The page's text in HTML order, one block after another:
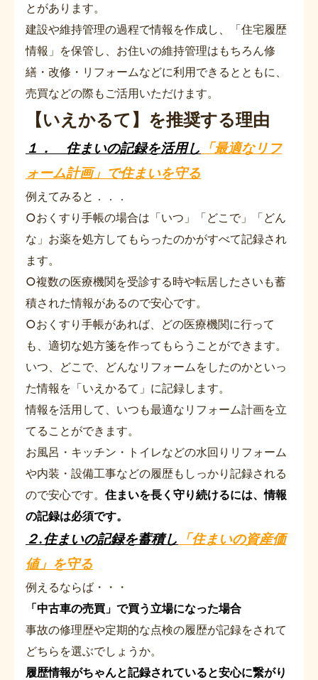
とがあります。
建設や維持管理の過程で情報を作成し、「住宅履歴
情報」を保管し、お住いの維持管理はもちろん修
繕・改修・リフォームなどに利用できるとともに、
売買などの際もご活用いただけます。
【いえかるて】を推奨する理由
１． 住まいの記録を活用し 「最適なリフ
ォーム計画」で住まいを守る
例えてみると．．．
○おくすり手帳の場合は「いつ」「どこで」「どん
な」お薬を処方してもらったのかがすべて記録され
ます。
○複数の医療機関を受診する時や転居したさいも蓄
積された情報があるので安心です。
○おくすり手帳があれば、どの医療機関に行って
も、適切な処方箋を作ってもらうことができます。
いつ、どこで、どんなリフォームをしたのかといっ
た情報を「いえかるて」に記録します。
情報を活用して、いつも最適なリフォーム計画を立
てることができます。
お風呂・キッチン・トイレなどの水回りリフォーム
や内装・設備工事などの履歴もしっかり記録される
ので安心です。 住まいを長く守り続けるには、情報
の記録は必須です。
２.住まいの記録を蓄積し 「住まいの資産価
値」を守る
例えるならば・・・
「中古車の売買」で買う立場になった場合
事故の修理歴や定期的な点検の履歴が記録をされて
どちらを選ぶでしょうか。
履歴情報がちゃんと記録されていると安心に繋がり